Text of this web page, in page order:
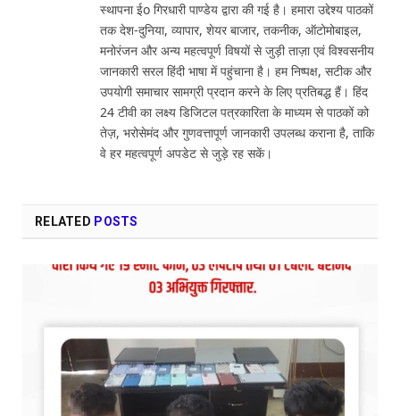
स्थापना ईo गिरधारी पाण्डेय द्वारा की गई है। हमारा उद्देश्य पाठकों
तक देश-दुनिया, व्यापार, शेयर बाजार, तकनीक, ऑटोमोबाइल,
मनोरंजन और अन्य महत्वपूर्ण विषयों से जुड़ी ताज़ा एवं विश्वसनीय
जानकारी सरल हिंदी भाषा में पहुंचाना है। हम निष्पक्ष, सटीक और
उपयोगी समाचार सामग्री प्रदान करने के लिए प्रतिबद्ध हैं। हिंद
24 टीवी का लक्ष्य डिजिटल पत्रकारिता के माध्यम से पाठकों को
तेज़, भरोसेमंद और गुणवत्तापूर्ण जानकारी उपलब्ध कराना है, ताकि
वे हर महत्वपूर्ण अपडेट से जुड़े रह सकें।
RELATED POSTS